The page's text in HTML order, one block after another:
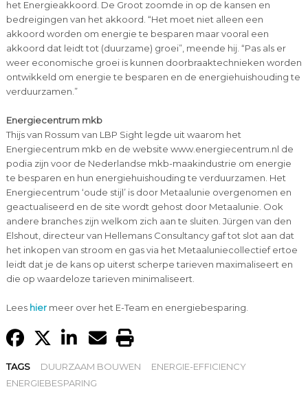
het Energieakkoord. De Groot zoomde in op de kansen en
bedreigingen van het akkoord. “Het moet niet alleen een
akkoord worden om energie te besparen maar vooral een
akkoord dat leidt tot (duurzame) groei”, meende hij. “Pas als er
weer economische groei is kunnen doorbraaktechnieken worden
ontwikkeld om energie te besparen en de energiehuishouding te
verduurzamen.”
Energiecentrum mkb
Thijs van Rossum van LBP Sight legde uit waarom het
Energiecentrum mkb en de website www.energiecentrum.nl de
podia zijn voor de Nederlandse mkb-maakindustrie om energie
te besparen en hun energiehuishouding te verduurzamen. Het
Energiecentrum ‘oude stijl’ is door Metaalunie overgenomen en
geactualiseerd en de site wordt gehost door Metaalunie. Ook
andere branches zijn welkom zich aan te sluiten. Jürgen van den
Elshout, directeur van Hellemans Consultancy gaf tot slot aan dat
het inkopen van stroom en gas via het Metaaluniecollectief ertoe
leidt dat je de kans op uiterst scherpe tarieven maximaliseert en
die op waardeloze tarieven minimaliseert.
Lees hier meer over het E-Team en energiebesparing.
TAGS DUURZAAM BOUWEN
ENERGIE-EFFICIENCY
ENERGIEBESPARING